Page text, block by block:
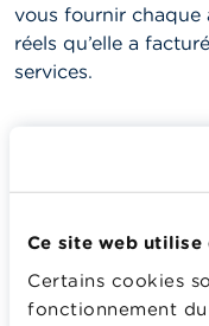
Ce site web utilise
Certains cookies
fonctionnement
vous fournir chaque
réels qu’elle a
services.
banque a aussi
tard deux mois
d’intérêt à la suite
défaut de réaction
accepter les